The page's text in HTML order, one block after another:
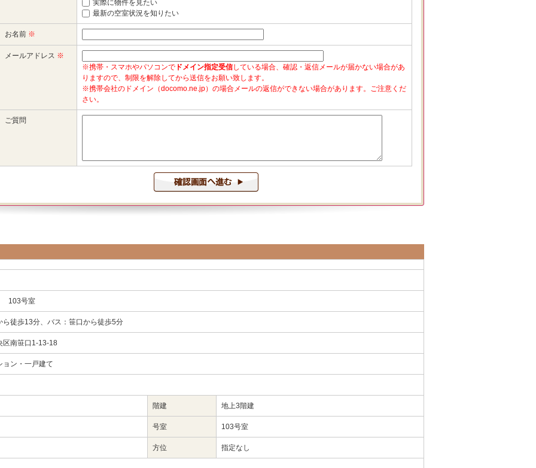
103号室
ら徒歩13分、バス：笹口から徒歩5分
区南笹口1-13-18
ョン・一戸建て
階建 地上3階建
号室 103号室
方位 指定なし